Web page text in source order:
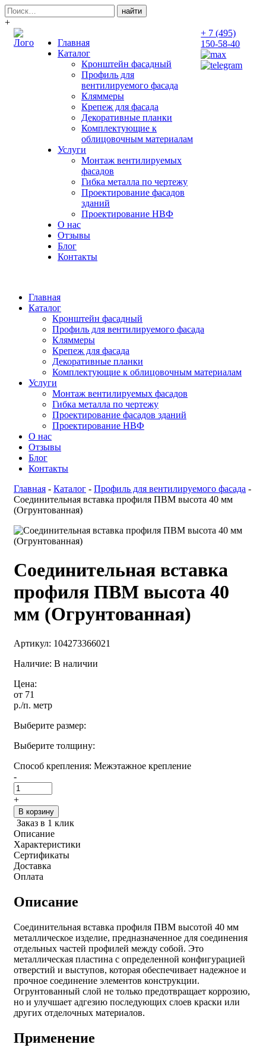
Поиск:
+
Главная
Каталог
Кронштейн фасадный
Профиль для
вентилируемого фасада
Кляммеры
Крепеж для фасада
Декоративные планки
Комплектующие к
облицовочным материалам
Услуги
Монтаж вентилируемых
фасадов
Гибка металла по чертежу
Проектирование фасадов
зданий
Проектирование НВФ
О нас
Отзывы
Блог
Контакты
+ 7 (495)
150-58-40
Главная
Каталог
Кронштейн фасадный
Профиль для вентилируемого фасада
Кляммеры
Крепеж для фасада
Декоративные планки
Комплектующие к облицовочным материалам
Услуги
Монтаж вентилируемых фасадов
Гибка металла по чертежу
Проектирование фасадов зданий
Проектирование НВФ
О нас
Отзывы
Блог
Контакты
Главная - Каталог - Профиль для вентилируемого фасада -
Соединительная вставка профиля ПВМ высота 40 мм
(Огрунтованная)
Соединительная вставка
профиля ПВМ высота 40
мм (Огрунтованная)
Артикул: 104273366021
Наличие: В наличии
Цена:
от 71
р./п. метр
Выберите размер:
Выберите толщину:
Способ крепления: Межэтажное крепление
-
+
В корзину
Заказ в 1 клик
Описание
Характеристики
Сертификаты
Доставка
Оплата
Описание
Соединительная вставка профиля ПВМ высотой 40 мм
металлическое изделие, предназначенное для соединения
отдельных частей профилей между собой. Это
металлическая пластина с определенной конфигурацией
отверстий и выступов, которая обеспечивает надежное и
прочное соединение элементов конструкции.
Огрунтованный слой не только предотвращает коррозию,
но и улучшает адгезию последующих слоев краски или
других отделочных материалов.
Применение